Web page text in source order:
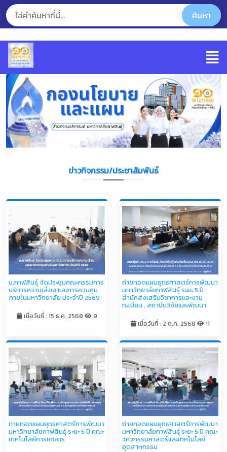
ข่าวกิจกรรม/ประชาสัมพันธ์
ม.กาฬสินธุ์ จัดประชุมคณะกรรมการ
บริหารความเสี่ยง และการควบคุม
ภายในมหาวิทยาลัย ประจำปี 2569
เมื่อวันที่ : 15 ธ.ค. 2568 9
ถ่ายทอดแผนยุทธศาสตร์การพัฒนา
มหาวิทยาลัยกาฬสินธุ์ ระยะ 5 ปี
สำนักส่งเสริมวิชาการและงาน
ทะเบียน , สถาบันวิจัยและพัฒนา
เมื่อวันที่ : 2 ต.ค. 2568 11
ถ่ายทอดแผนยุทธศาสตร์การพัฒนา
มหาวิทยาลัยกาฬสินธุ์ ระยะ 5 ปี คณะ
เทคโนโลยีการเกษตร
ถ่ายทอดแผนยุทธศาสตร์การพัฒนา
มหาวิทยาลัยกาฬสินธุ์ ระยะ 5 ปี คณะ
วิศวกรรมศาสตร์และเทคโนโลยี
อุตสาหกรรม